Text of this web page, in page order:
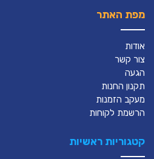
מפת האתר
אודות
צור קשר
הגעה
תקנון החנות
מעקב הזמנות
הרשמת לקוחות
קטגוריות ראשיות